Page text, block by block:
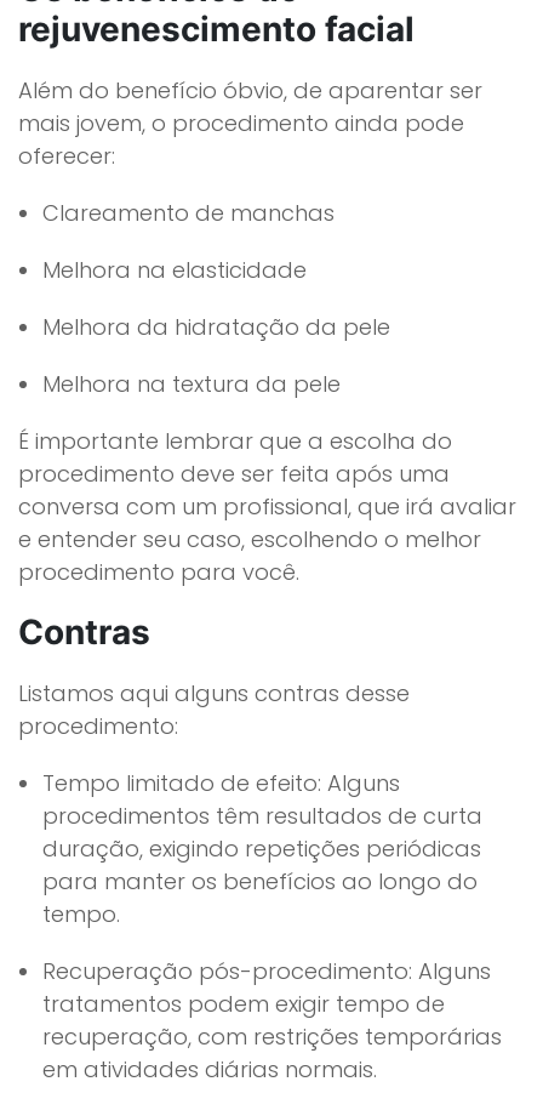
rejuvenescimento facial
Além do benefício óbvio, de aparentar ser
mais jovem, o procedimento ainda pode
oferecer:
Clareamento de manchas
Melhora na elasticidade
Melhora da hidratação da pele
Melhora na textura da pele
É importante lembrar que a escolha do
procedimento deve ser feita após uma
conversa com um profissional, que irá avaliar
e entender seu caso, escolhendo o melhor
procedimento para você.
Contras
Listamos aqui alguns contras desse
procedimento:
Tempo limitado de efeito: Alguns
procedimentos têm resultados de curta
duração, exigindo repetições periódicas
para manter os benefícios ao longo do
tempo.
Recuperação pós-procedimento: Alguns
tratamentos podem exigir tempo de
recuperação, com restrições temporárias
em atividades diárias normais.